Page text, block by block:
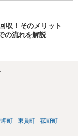
収！そのメリット
の流れを解説
町 東員町
菰野町